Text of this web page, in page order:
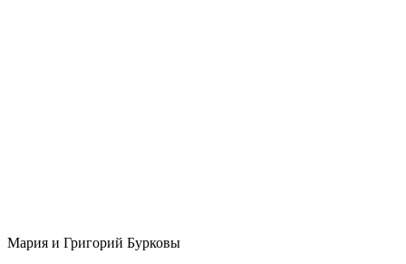
Мария и Григорий Бурковы